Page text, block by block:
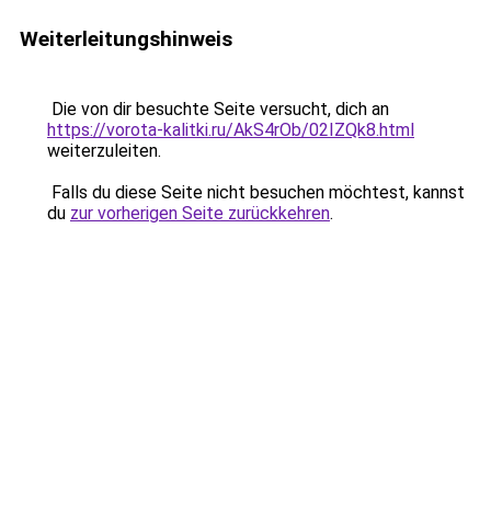
Weiterleitungshinweis
Die von dir besuchte Seite versucht, dich an
https://vorota-kalitki.ru/AkS4rOb/02IZQk8.html
weiterzuleiten.
Falls du diese Seite nicht besuchen möchtest, kannst
du zur vorherigen Seite zurückkehren.